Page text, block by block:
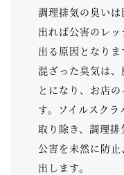
調理排気の臭い
出れば公害のレ
出る原因となり
混ざった臭気は
とになり、お店
す。ソイルスク
取り除き、調理
公害を未然に防
出します。